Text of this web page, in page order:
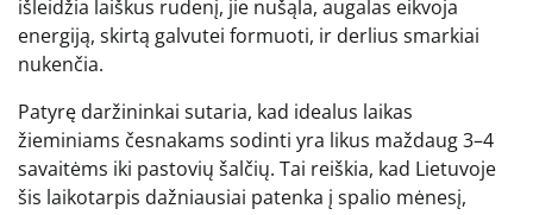
išleidžia laiškus rudenį, jie nušąla, augalas eikvoja
energiją, skirtą galvutei formuoti, ir derlius smarkiai
nukenčia.
Patyrę daržininkai sutaria, kad idealus laikas
žieminiams česnakams sodinti yra likus maždaug 3–4
savaitėms iki pastovių šalčių. Tai reiškia, kad Lietuvoje
šis laikotarpis dažniausiai patenka į spalio mėnesį,